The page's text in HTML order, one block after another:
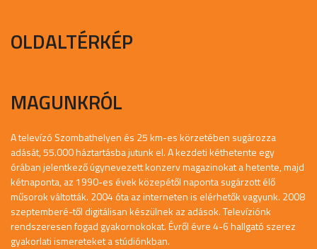
OLDALTÉRKÉP
MAGUNKRÓL
A televízó Szombathelyen és 25 km-es körzetében sugározza
adását, 55.000 háztartásba jutunk el. A kezdeti kéthetente egy
órában jelentkező úgynevezett konzerv magazinokat a hetente, majd
kétnaponta, az 1990-es évek közepétől naponta sugárzott élő
műsorok váltották. 2004 óta az interneten is elérhetők vagyunk. 2008
szeptemberé-től digitálisan készülnek az adások. Televíziónk
rendszeresen fogad gyakornokokat. Évről évre 4-6 hallgató szerez
gyakorlati ismereteket a stúdiónkban.